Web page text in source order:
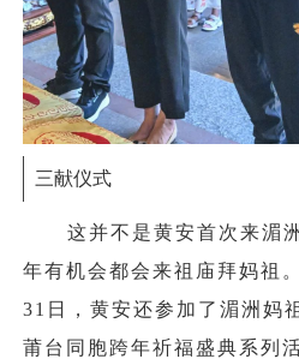
三献仪式
这并不是黄安首次来湄
年有机会都会来祖庙拜妈祖
31日，黄安还参加了湄洲妈
莆台同胞跨年祈福盛典系列